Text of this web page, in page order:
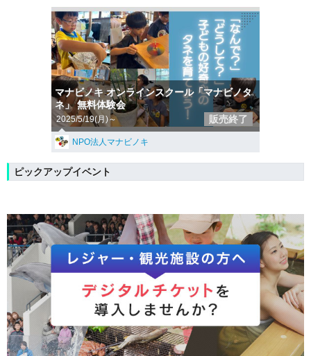
マナビノキ オンラインスクール「マナビノタ
ネ」 無料体験会
2025/5/19(月)～ 販売終了
NPO法人マナビノキ
ピックアップイベント